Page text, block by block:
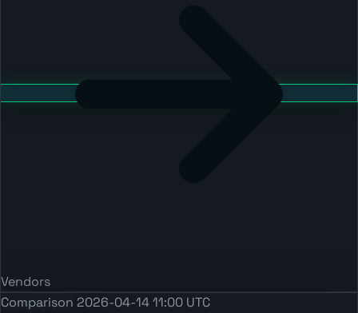
Vendors
Comparison 2026-04-14 11:00 UTC